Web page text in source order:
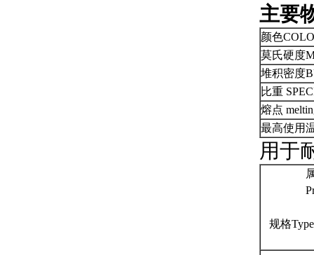
主要
颜色
莫氏硬度
堆积密度
比重
熔点
最高使用
用于
属
规格Type